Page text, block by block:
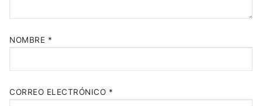
NOMBRE *
CORREO ELECTRÓNICO *